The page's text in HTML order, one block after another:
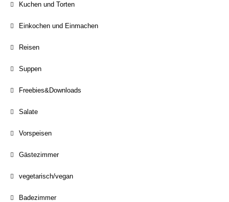
Kuchen und Torten
Einkochen und Einmachen
Reisen
Suppen
Freebies&Downloads
Salate
Vorspeisen
Gästezimmer
vegetarisch/vegan
Badezimmer